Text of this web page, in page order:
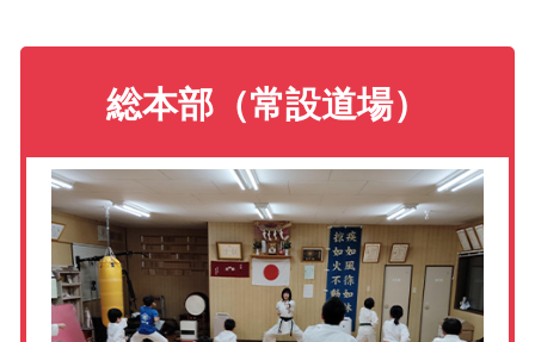
総本部（常設道場）